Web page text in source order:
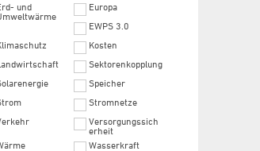
und
Europa
EWPS 3.0
Kosten
Sektorenkopplung
Speicher
Stromnetze
Versorgungssich
erheit
Wasserkraft